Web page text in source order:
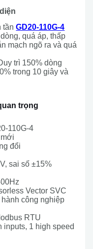
tầnGD20-110G-4
quá áp, thấp
mạch ngõ ra và quá
trì 150% dòng
trong 10 giây và
trọng
110G-4
đổi
sai số ±15%
Vector SVC
công nghiệp
RTU
inputs, 1 high speed